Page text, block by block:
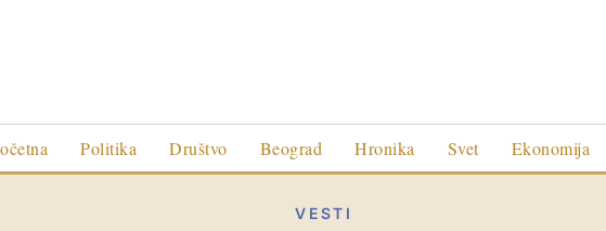
Politika Društvo Beograd Hronika Svet Ekonomija
VESTI